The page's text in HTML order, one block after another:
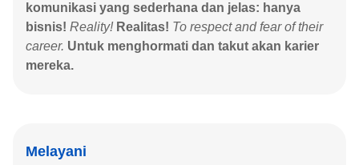
komunikasi yang sederhana dan jelas: hanya
bisnis! Reality! Realitas! To respect and fear of their
career. Untuk menghormati dan takut akan karier
mereka.
Melayani